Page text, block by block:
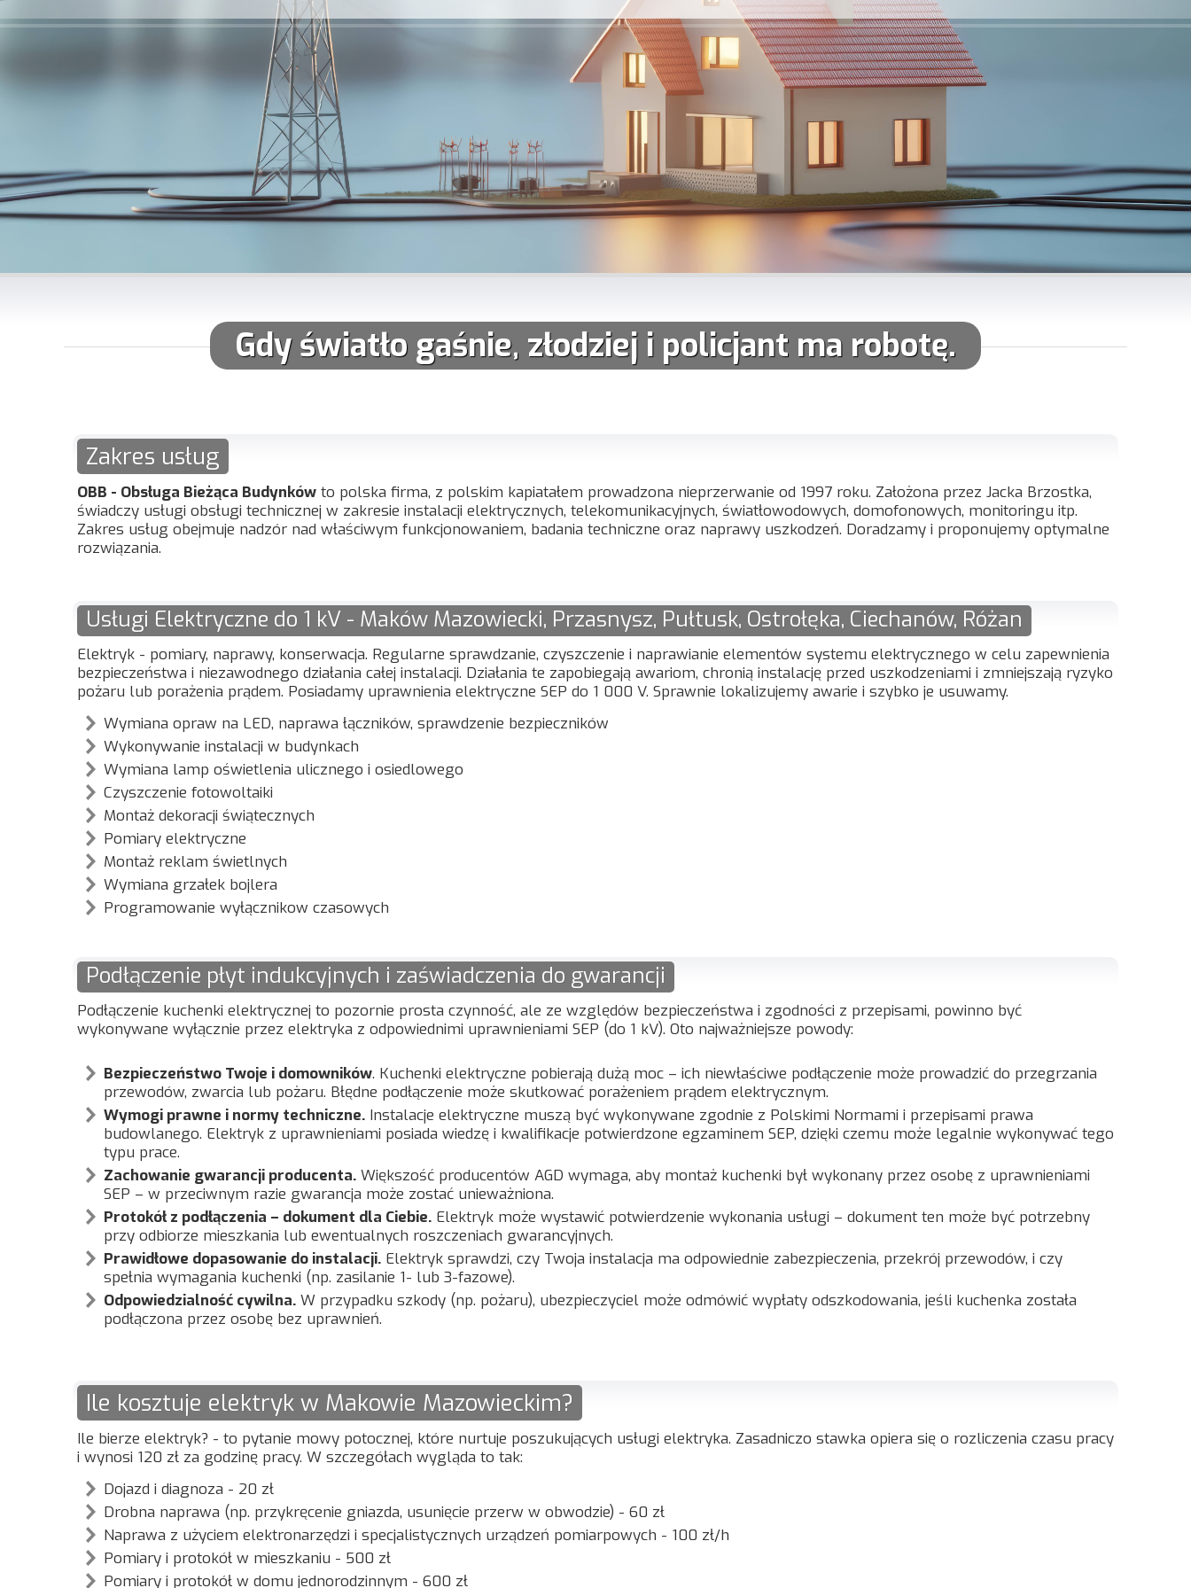
Gdy światło gaśnie, złodziej i policjant ma robotę.
Zakres usług
OBB - Obsługa Bieżąca Budynków to polska firma, z polskim kapiatałem prowadzona nieprzerwanie od 1997 roku. Założona przez Jacka Brzostka,
świadczy usługi obsługi technicznej w zakresie instalacji elektrycznych, telekomunikacyjnych, światłowodowych, domofonowych, monitoringu itp.
Zakres usług obejmuje nadzór nad właściwym funkcjonowaniem, badania techniczne oraz naprawy uszkodzeń. Doradzamy i proponujemy optymalne
rozwiązania.
Usługi Elektryczne do 1 kV - Maków Mazowiecki, Przasnysz, Pułtusk, Ostrołęka, Ciechanów, Różan
Elektryk - pomiary, naprawy, konserwacja. Regularne sprawdzanie, czyszczenie i naprawianie elementów systemu elektrycznego w celu zapewnienia
bezpieczeństwa i niezawodnego działania całej instalacji. Działania te zapobiegają awariom, chronią instalację przed uszkodzeniami i zmniejszają ryzyko
pożaru lub porażenia prądem. Posiadamy uprawnienia elektryczne SEP do 1 000 V. Sprawnie lokalizujemy awarie i szybko je usuwamy.
Wymiana opraw na LED, naprawa łączników, sprawdzenie bezpieczników
Wykonywanie instalacji w budynkach
Wymiana lamp oświetlenia ulicznego i osiedlowego
Czyszczenie fotowoltaiki
Montaż dekoracji świątecznych
Pomiary elektryczne
Montaż reklam świetlnych
Wymiana grzałek bojlera
Programowanie wyłącznikow czasowych
Podłączenie płyt indukcyjnych i zaświadczenia do gwarancji
Podłączenie kuchenki elektrycznej to pozornie prosta czynność, ale ze względów bezpieczeństwa i zgodności z przepisami, powinno być
wykonywane wyłącznie przez elektryka z odpowiednimi uprawnieniami SEP (do 1 kV). Oto najważniejsze powody:
Bezpieczeństwo Twoje i domowników. Kuchenki elektryczne pobierają dużą moc – ich niewłaściwe podłączenie może prowadzić do przegrzania
przewodów, zwarcia lub pożaru. Błędne podłączenie może skutkować porażeniem prądem elektrycznym.
Wymogi prawne i normy techniczne. Instalacje elektryczne muszą być wykonywane zgodnie z Polskimi Normami i przepisami prawa
budowlanego. Elektryk z uprawnieniami posiada wiedzę i kwalifikacje potwierdzone egzaminem SEP, dzięki czemu może legalnie wykonywać tego
typu prace.
Zachowanie gwarancji producenta. Większość producentów AGD wymaga, aby montaż kuchenki był wykonany przez osobę z uprawnieniami
SEP – w przeciwnym razie gwarancja może zostać unieważniona.
Protokół z podłączenia – dokument dla Ciebie. Elektryk może wystawić potwierdzenie wykonania usługi – dokument ten może być potrzebny
przy odbiorze mieszkania lub ewentualnych roszczeniach gwarancyjnych.
Prawidłowe dopasowanie do instalacji. Elektryk sprawdzi, czy Twoja instalacja ma odpowiednie zabezpieczenia, przekrój przewodów, i czy
spełnia wymagania kuchenki (np. zasilanie 1- lub 3-fazowe).
Odpowiedzialność cywilna. W przypadku szkody (np. pożaru), ubezpieczyciel może odmówić wypłaty odszkodowania, jeśli kuchenka została
podłączona przez osobę bez uprawnień.
Ile kosztuje elektryk w Makowie Mazowieckim?
Ile bierze elektryk? - to pytanie mowy potocznej, które nurtuje poszukujących usługi elektryka. Zasadniczo stawka opiera się o rozliczenia czasu pracy
i wynosi 120 zł za godzinę pracy. W szczegółach wygląda to tak:
Dojazd i diagnoza - 20 zł
Drobna naprawa (np. przykręcenie gniazda, usunięcie przerw w obwodzie) - 60 zł
Naprawa z użyciem elektronarzędzi i specjalistycznych urządzeń pomiarpowych - 100 zł/h
Pomiary i protokół w mieszkaniu - 500 zł
Pomiary i protokół w domu jednorodzinnym - 600 zł